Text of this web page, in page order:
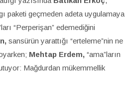
paketi geçmeden adeta uygulamaya
“Perperişan” edemediğini
sansürün yarattığı “erteleme”nin ne
Mehtap Erdem, “ama”ların
Mağdurdan mükemmellik